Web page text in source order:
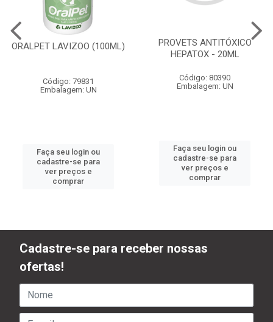
ORALPET LAVIZOO (100ML)
Código: 79831
Embalagem: UN
Faça seu login ou
cadastre-se para
ver preços e
comprar
PROVETS ANTITÓXICO
HEPATOX - 20ML
Código: 80390
Embalagem: UN
Faça seu login ou
cadastre-se para
ver preços e
comprar
Cadastre-se para receber nossas
ofertas!